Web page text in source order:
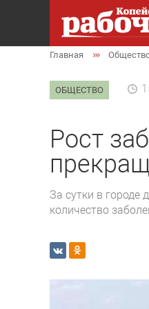
Главная
ОБЩЕСТВО
Рост
За сутки в городе
количество